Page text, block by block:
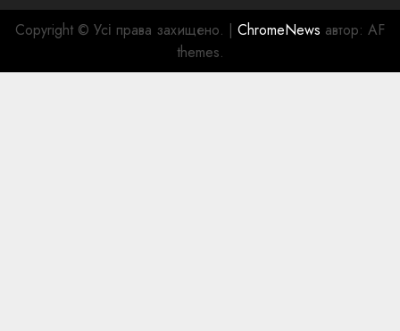
Copyright © Усі права захищено. | ChromeNews автор: AF
themes.